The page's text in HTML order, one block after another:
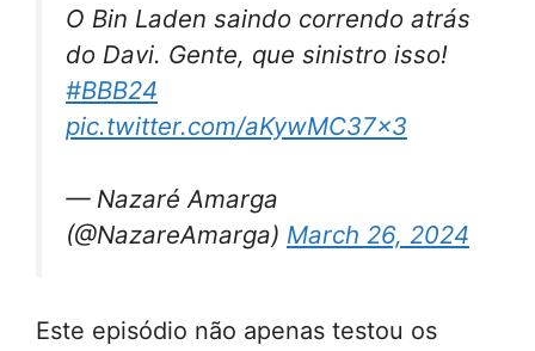
O Bin Laden saindo correndo atrás
do Davi. Gente, que sinistro isso!
#BBB24
pic.twitter.com/aKywMC37x3
— Nazaré Amarga
(@NazareAmarga) March 26, 2024
Este episódio não apenas testou os